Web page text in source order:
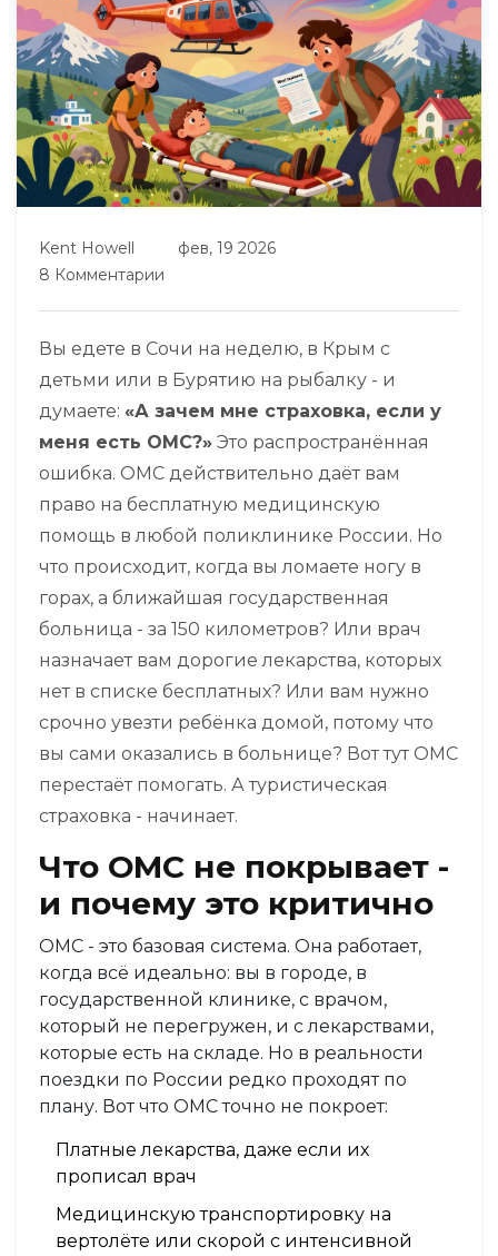
Kent Howell
фев, 19 2026
8 Комментарии
Вы едете в Сочи на неделю, в Крым с
детьми или в Бурятию на рыбалку - и
думаете: «А зачем мне страховка, если у
меня есть ОМС?» Это распространённая
ошибка. ОМС действительно даёт вам
право на бесплатную медицинскую
помощь в любой поликлинике России. Но
что происходит, когда вы ломаете ногу в
горах, а ближайшая государственная
больница - за 150 километров? Или врач
назначает вам дорогие лекарства, которых
нет в списке бесплатных? Или вам нужно
срочно увезти ребёнка домой, потому что
вы сами оказались в больнице? Вот тут ОМС
перестаёт помогать. А туристическая
страховка - начинает.
Что ОМС не покрывает -
и почему это критично
ОМС - это базовая система. Она работает,
когда всё идеально: вы в городе, в
государственной клинике, с врачом,
который не перегружен, и с лекарствами,
которые есть на складе. Но в реальности
поездки по России редко проходят по
плану. Вот что ОМС точно не покроет:
Платные лекарства, даже если их
прописал врач
Медицинскую транспортировку на
вертолёте или скорой с интенсивной